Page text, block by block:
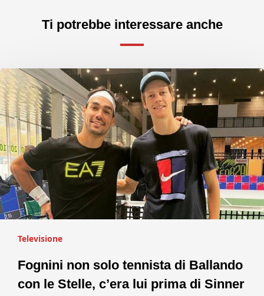
Ti potrebbe interessare anche
Televisione
Fognini non solo tennista di Ballando
con le Stelle, c’era lui prima di Sinner